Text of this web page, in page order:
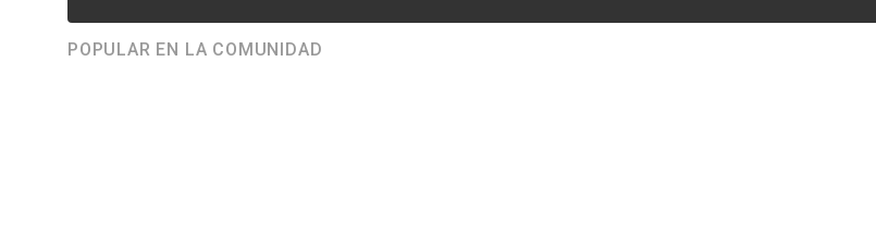
POPULAR EN LA COMUNIDAD